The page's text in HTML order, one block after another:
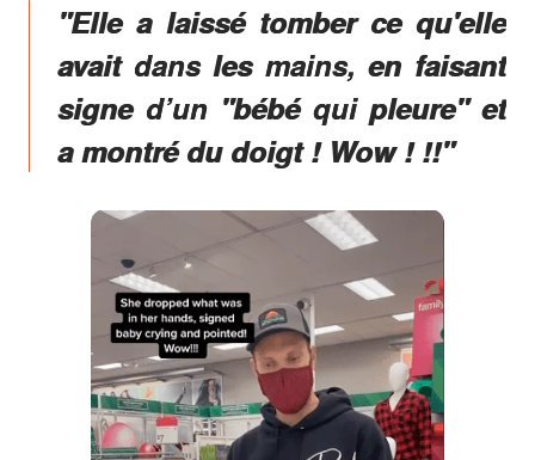
"Elle a laissé tomber ce qu'elle
avait dans les mains, en faisant
signe d’un "bébé qui pleure" et
a montré du doigt ! Wow ! !!"